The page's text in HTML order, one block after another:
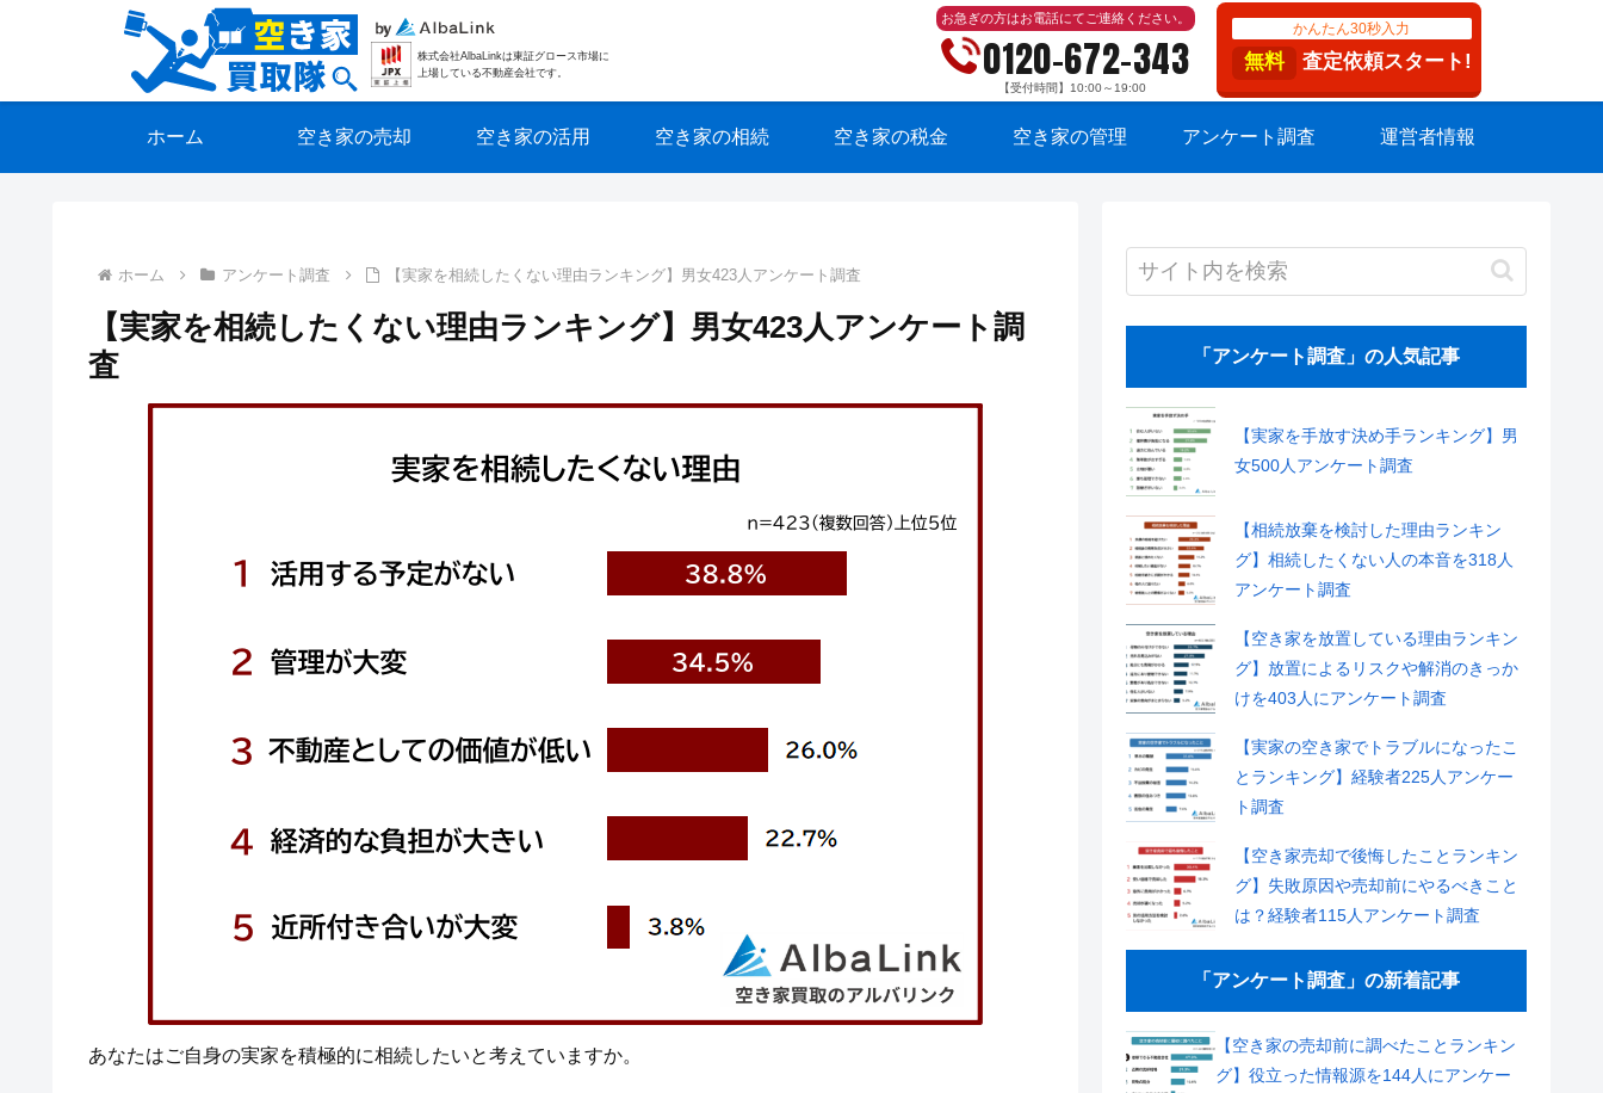
株式会社AlbaLinkは東証グロース市場に
上場している不動産会社です。
お急ぎの方はお電話にてご連絡ください。
0120-672-343
【受付時間】10:00～19:00
かんたん30秒入力
無料 査定依頼スタート!
ホーム 空き家の売却 空き家の活用 空き家の相続 空き家の税金 空き家の管理 アンケート調査 運営者情報
ホーム アンケート調査 【実家を相続したくない理由ランキング】男女423人アンケート調査
【実家を相続したくない理由ランキング】男女423人アンケート調
査
あなたはご自身の実家を積極的に相続したいと考えていますか。
「アンケート調査」の人気記事
【実家を手放す決め手ランキング】男
女500人アンケート調査
【相続放棄を検討した理由ランキン
グ】相続したくない人の本音を318人
アンケート調査
【空き家を放置している理由ランキン
グ】放置によるリスクや解消のきっか
けを403人にアンケート調査
【実家の空き家でトラブルになったこ
とランキング】経験者225人アンケー
ト調査
【空き家売却で後悔したことランキン
グ】失敗原因や売却前にやるべきこと
は？経験者115人アンケート調査
「アンケート調査」の新着記事
【空き家の売却前に調べたことランキン
グ】役立った情報源を144人にアンケー